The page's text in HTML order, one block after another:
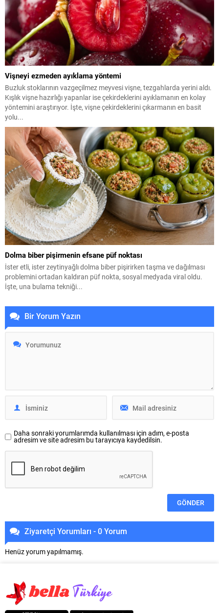
Vişneyi ezmeden ayıklama yöntemi
Buzluk stoklarının vazgeçilmez meyvesi vişne, tezgahlarda yerini aldı.
Kışlık vişne hazırlığı yapanlar ise çekirdeklerini ayıklamanın en kolay
yöntemini araştırıyor. İşte, vişne çekirdeklerini çıkarmanın en basit
yolu...
Dolma biber pişirmenin efsane püf noktası
İster etli, ister zeytinyağlı dolma biber pişirirken taşma ve dağılması
problemini ortadan kaldıran püf nokta, sosyal medyada viral oldu.
İşte, una bulama tekniği...
Bir Yorum Yazın
Daha sonraki yorumlarımda kullanılması için adım, e-posta
adresim ve site adresim bu tarayıcıya kaydedilsin.
Ziyaretçi Yorumları - 0 Yorum
Henüz yorum yapılmamış.